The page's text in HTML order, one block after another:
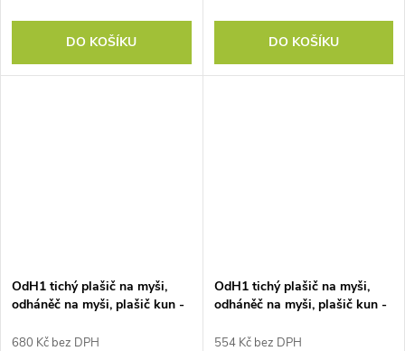
DO KOŠÍKU DO KOŠÍKU
OdH1 tichý plašič na myši,
odháněč na myši, plašič kun -
680 Kč bez DPH
OdH1 tichý plašič na myši,
odháněč na myši, plašič kun -
554 Kč bez DPH